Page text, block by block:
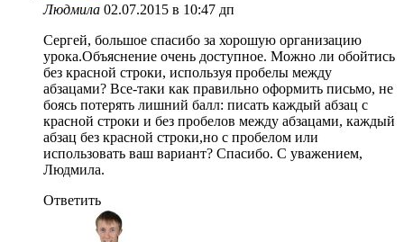
Людмила 02.07.2015 в 10:47 дп
Сергей, большое спасибо за хорошую организацию
урока.Объяснение очень доступное. Можно ли обойтись
без красной строки, используя пробелы между
абзацами? Все-таки как правильно оформить письмо, не
боясь потерять лишний балл: писать каждый абзац с
красной строки и без пробелов между абзацами, каждый
абзац без красной строки,но с пробелом или
использовать ваш вариант? Спасибо. С уважением,
Людмила.
Ответить